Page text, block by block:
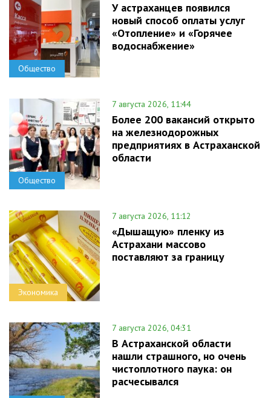
Общество
У астраханцев появился
новый способ оплаты услуг
«Отопление» и «Горячее
водоснабжение»
Общество
7 августа 2026, 11:44
Более 200 вакансий открыто
на железнодорожных
предприятиях в Астраханской
области
Экономика
7 августа 2026, 11:12
«Дышащую» пленку из
Астрахани массово
поставляют за границу
7 августа 2026, 04:31
В Астраханской области
нашли страшного, но очень
чистоплотного паука: он
расчесывался